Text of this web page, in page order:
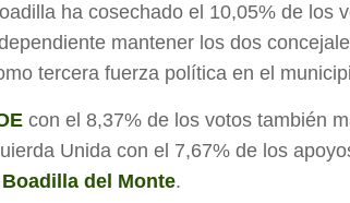
ha cosechado el 10,05% de los
mantener los dos
tercera fuerza política en el
con el 8,37% de los votos también
Unida con el 7,67% de los
Boadilla del Monte.